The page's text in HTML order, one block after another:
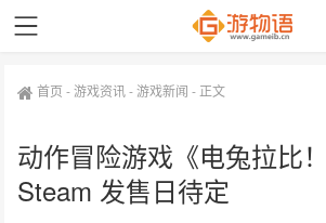
首页 -游戏资讯-游戏新闻 - 正文
动作冒险游戏《电兔拉比
Steam 发售日待定